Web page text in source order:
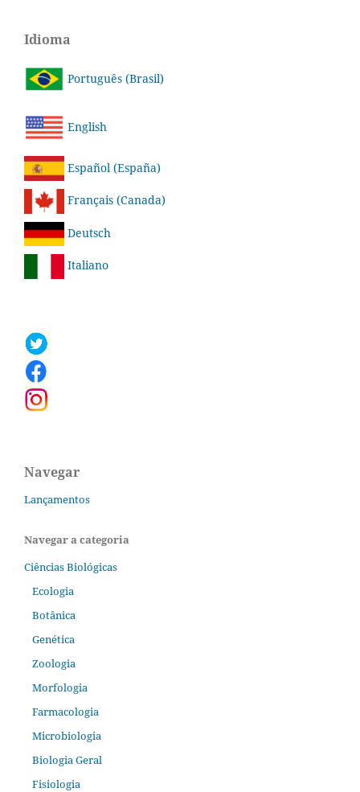
Idioma
Português (Brasil)
English
Español (España)
Français (Canada)
Deutsch
Italiano
Navegar
Lançamentos
Navegar a categoria
Ciências Biológicas
Ecologia
Botânica
Genética
Zoologia
Morfologia
Farmacologia
Microbiologia
Biologia Geral
Fisiologia